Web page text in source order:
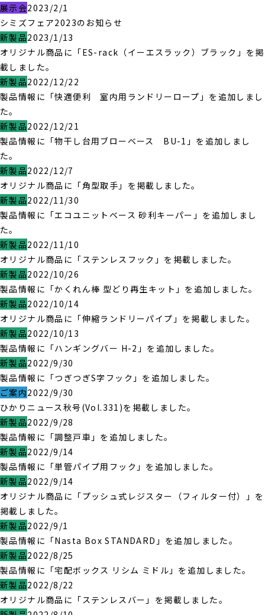
展示会2023/2/1
シミズフェア2023のお知らせ
新製品2023/1/13
オリジナル商品に「ES-rack（イーエスラック）ブラック」を掲
載しました。
新製品2022/12/22
製品情報に「快適便利 室内用ランドリーロープ」を追加しまし
た。
新製品2022/12/21
製品情報に「物干し台用ブローベース BU-1」を追加しまし
た。
新製品2022/12/7
オリジナル商品に「角型取手」を掲載しました。
新製品2022/11/30
製品情報に「エコユニットベース 砂利キーパー」を追加しまし
た。
新製品2022/11/10
オリジナル商品に「ステンレスフック」を掲載しました。
新製品2022/10/26
製品情報に「かくれん棒 型どり再生キット」を追加しました。
新製品2022/10/14
オリジナル商品に「伸縮ランドリーパイプ」を掲載しました。
新製品2022/10/13
製品情報に「ハンギングバー H-2」を追加しました。
新製品2022/9/30
製品情報に「つぎつぎS字フック」を追加しました。
ご案内2022/9/30
ひかりニュース秋号(Vol.331)を掲載しました。
新製品2022/9/28
製品情報に「調整戸車」を追加しました。
新製品2022/9/14
製品情報に「単管パイプ用フック」を追加しました。
新製品2022/9/14
オリジナル商品に「プッシュ式レジスター（フィルター付）」を
掲載しました。
新製品2022/9/1
製品情報に「Nasta Box STANDARD」を追加しました。
新製品2022/8/25
製品情報に「宅配ボックス リシム ミドル」を追加しました。
新製品2022/8/22
オリジナル商品に「ステンレスバー」を掲載しました。